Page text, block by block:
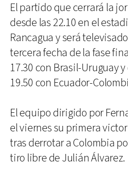
El partido que cerrará la
desde las 22.10 en el
Rancagua y será
tercera fecha de la fase
17.30 con Brasil-Uruguay
19.50 con Ecuador-
El equipo dirigido por
el viernes su primera
tras derrotar a Colombia
tiro libre de Julián Álvarez.